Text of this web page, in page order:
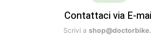
Contattaci via E-
Scrivi a